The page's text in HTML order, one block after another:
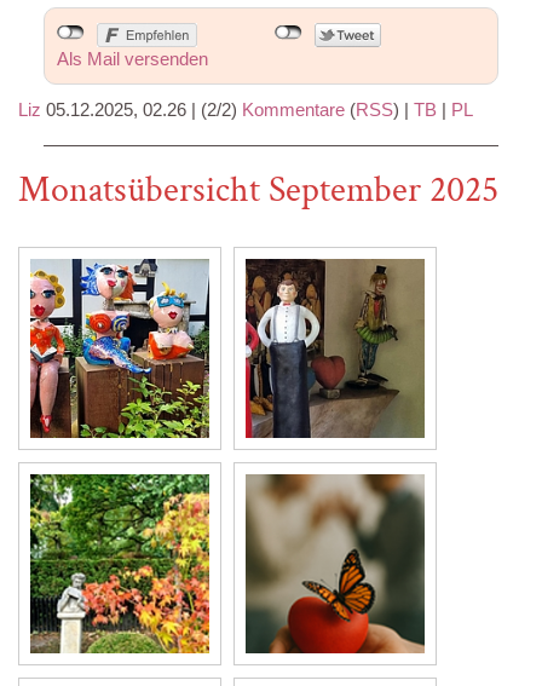
Als Mail versenden
Liz 05.12.2025, 02.26 | (2/2) Kommentare (RSS) | TB | PL
Monatsübersicht September 2025